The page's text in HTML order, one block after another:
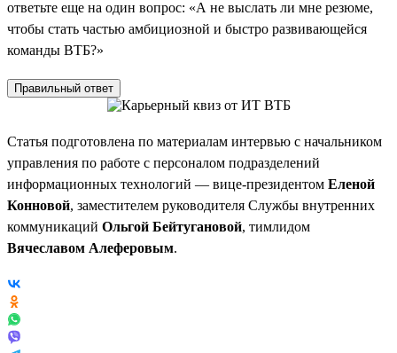
ответьте еще на один вопрос: «А не выслать ли мне резюме,
чтобы стать частью амбициозной и быстро развивающейся
команды ВТБ?»
Правильный ответ
Статья подготовлена по материалам интервью с начальником
управления по работе с персоналом подразделений
информационных технологий — вице-президентом Еленой
Конновой, заместителем руководителя Службы внутренних
коммуникаций Ольгой Бейтугановой, тимлидом
Вячеславом Алеферовым.